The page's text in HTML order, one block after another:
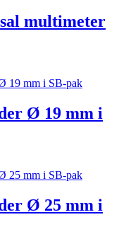
multimeter
Ø 19 mm i
Ø 25 mm i